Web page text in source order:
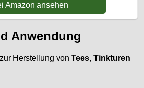
Amazon ansehen
Anwendung
Herstellung von Tees, Tinkturen